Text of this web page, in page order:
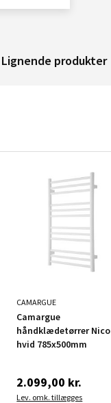
Lignende produkter
CAMARGUE
Camargue
håndklædetørrer Nico
hvid 785x500mm
2.099,00 kr.
Lev. omk. tillægges